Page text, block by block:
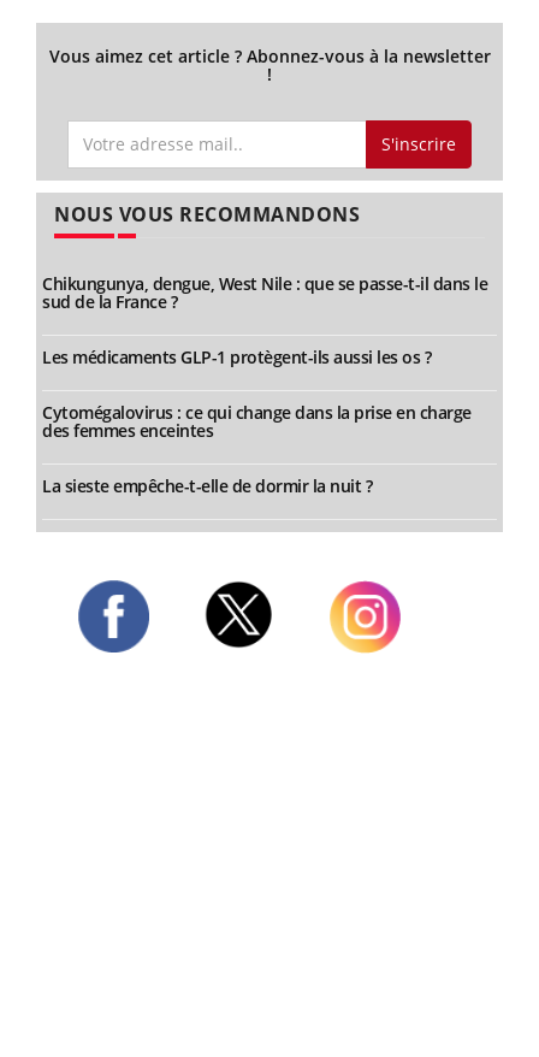
Vous aimez cet article ? Abonnez-vous à la newsletter
!
S'inscrire
NOUS VOUS RECOMMANDONS
Chikungunya, dengue, West Nile : que se passe-t-il dans le
sud de la France ?
Les médicaments GLP-1 protègent-ils aussi les os ?
Cytomégalovirus : ce qui change dans la prise en charge
des femmes enceintes
La sieste empêche-t-elle de dormir la nuit ?